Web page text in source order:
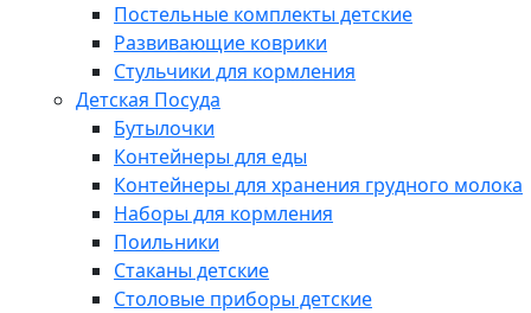
Постельные комплекты детские
Развивающие коврики
Стульчики для кормления
Детская Посуда
Бутылочки
Контейнеры для еды
Контейнеры для хранения грудного молока
Наборы для кормления
Поильники
Стаканы детские
Столовые приборы детские